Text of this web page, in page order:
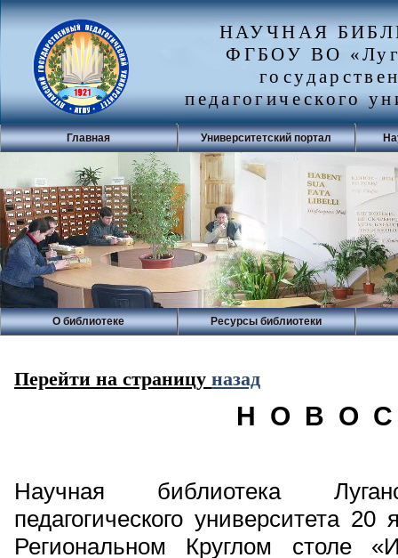
НАУЧНАЯ
ФГБОУ ВО
педагогического
Главная Университетский портал
О библиотеке Ресурсы библиотеки
Перейти на страницу назад
Н О В О
Научная библиотека
педагогического университета
Региональном Круглом столе